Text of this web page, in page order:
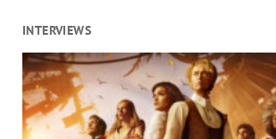
INTERVIEWS